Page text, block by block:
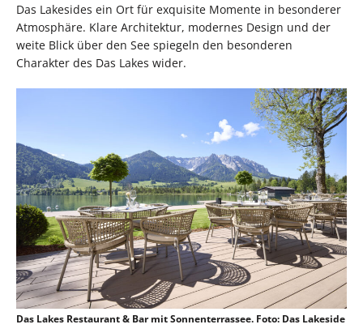
Das Lakesides ein Ort für exquisite Momente in besonderer
Atmosphäre. Klare Architektur, modernes Design und der
weite Blick über den See spiegeln den besonderen
Charakter des Das Lakes wider.
Das Lakes Restaurant & Bar mit Sonnenterrassee. Foto: Das Lakeside